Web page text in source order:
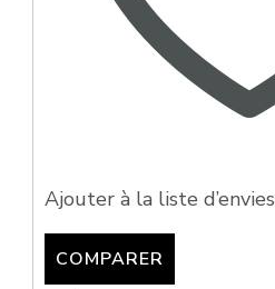
Ajouter à la liste d’envies
COMPARER